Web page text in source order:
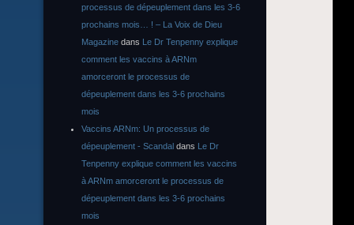
processus de dépeuplement dans les 3-6
prochains mois… ! – La Voix de Dieu
Magazine dans Le Dr Tenpenny explique
comment les vaccins à ARNm
amorceront le processus de
dépeuplement dans les 3-6 prochains
mois
Vaccins ARNm: Un processus de
dépeuplement - Scandal dans Le Dr
Tenpenny explique comment les vaccins
à ARNm amorceront le processus de
dépeuplement dans les 3-6 prochains
mois